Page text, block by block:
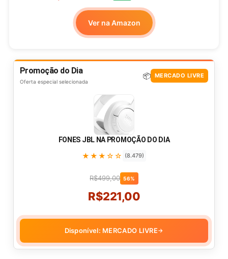
Ver na Amazon
Promoção do Dia
Oferta especial selecionada
📦 MERCADO LIVRE
FONES JBL NA PROMOÇÃO DO DIA
★★★☆☆ (8.479)
R$499,00 56%
R$221,00
Disponível: MERCADO LIVRE→